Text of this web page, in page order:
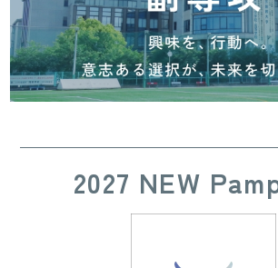
2027 NEW